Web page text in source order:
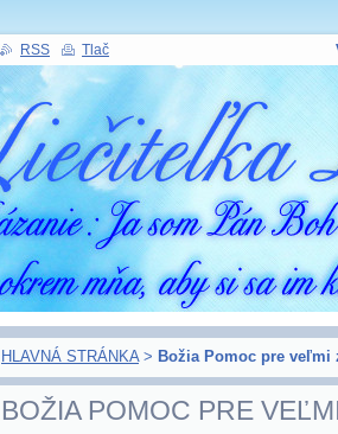
HLAVNÁ STRÁNKA > Božia Pomoc pre veľmi
BOŽIA POMOC PRE
RSS Tlač